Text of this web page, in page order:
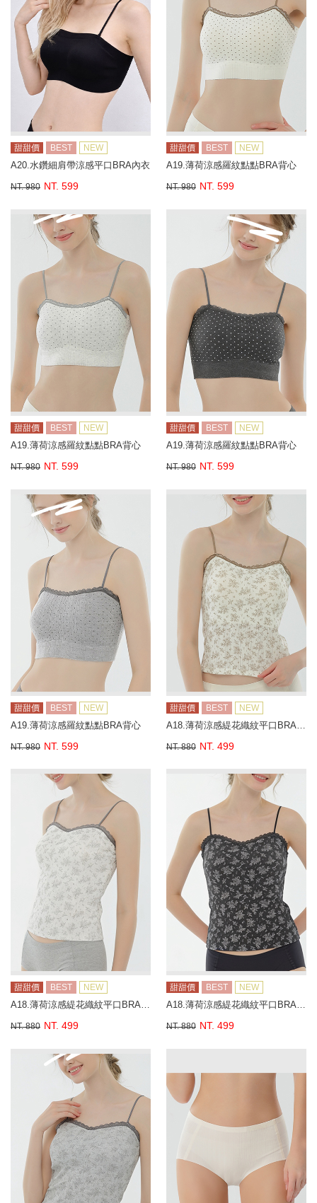
甜甜價 BEST NEW
A20.水鑽細肩帶涼感平口BRA內衣
NT. 980 NT. 599
甜甜價 BEST NEW
A19.薄荷涼感羅紋點點BRA背心
NT. 980 NT. 599
甜甜價 BEST NEW
A19.薄荷涼感羅紋點點BRA背心
NT. 980 NT. 599
甜甜價 BEST NEW
A19.薄荷涼感羅紋點點BRA背心
NT. 980 NT. 599
甜甜價 BEST NEW
A19.薄荷涼感羅紋點點BRA背心
NT. 980 NT. 599
甜甜價 BEST NEW
NT. 880 NT. 499
甜甜價 BEST NEW
A18.薄荷涼感緹花織紋平口BRA背心
NT. 880 NT. 499
甜甜價 BEST NEW
A18.薄荷涼感緹花織紋平口BRA背心
NT. 880 NT. 499